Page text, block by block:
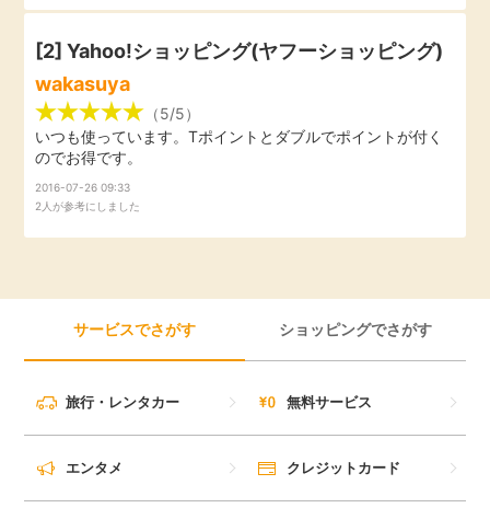
アンケート
ゲーム
買い物
モニター
カード比較
毎日ゲット
買取・査定
学び
進学・教育
美容・健康
月額有料サービス
銀行・金融・投資
家計の固定費
[2]Yahoo!ショッピング(ヤフーショッピング)
wakasuya
（5/5）
いつも使っています。Tポイントとダブルでポイントが付く
のでお得です。
2016-07-26 09:33
2人が参考にしました
サービスでさがす ショッピングでさがす
旅行・レンタカー 無料サービス
エンタメ クレジットカード